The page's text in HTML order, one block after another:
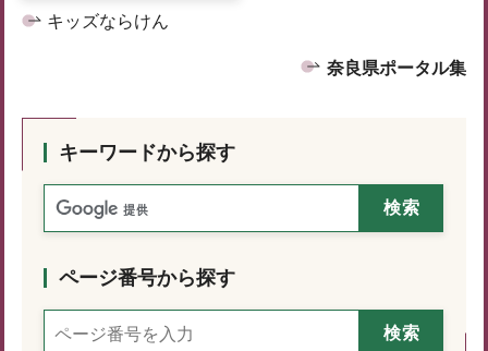
キッズならけん
奈良県ポータル集
キーワードから探す
ページ番号から探す